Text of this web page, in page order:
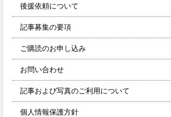
後援依頼について
記事募集の要項
ご購読のお申し込み
お問い合わせ
記事および写真のご利用について
個人情報保護方針